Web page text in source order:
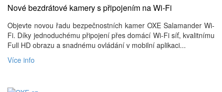
Nové bezdrátové kamery s připojením na Wi-Fi
Objevte novou řadu bezpečnostních kamer OXE Salamander Wi-
Fi. Díky jednoduchému připojení přes domácí Wi-Fi síť, kvalitnímu
Full HD obrazu a snadnému ovládání v mobilní aplikaci...
Více info